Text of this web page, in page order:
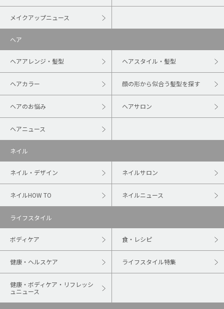
メイクアップニュース
ヘア
ヘアアレンジ・髪型 ヘアスタイル・髪型
ヘアカラー 顔の形から似合う髪型を探す
ヘアのお悩み ヘアサロン
ヘアニュース
ネイル
ネイル・デザイン ネイルサロン
ネイルHOW TO ネイルニュース
ライフスタイル
ボディケア 食・レシピ
健康・ヘルスケア ライフスタイル特集
健康・ボディケア・リフレッシ
ュニュース